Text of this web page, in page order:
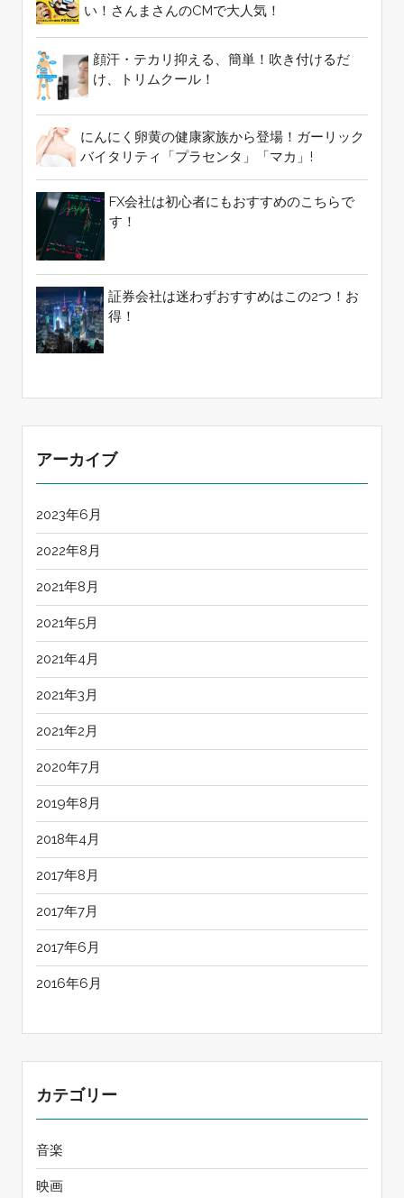
い！さんまさんのCMで大人気！
顔汗・テカリ抑える、簡単！吹き付けるだ
け、トリムクール！
にんにく卵黄の健康家族から登場！ガーリック
バイタリティ「プラセンタ」「マカ」!
FX会社は初心者にもおすすめのこちらで
す！
証券会社は迷わずおすすめはこの2つ！お
得！
アーカイブ
2023年6月
2022年8月
2021年8月
2021年5月
2021年4月
2021年3月
2021年2月
2020年7月
2019年8月
2018年4月
2017年8月
2017年7月
2017年6月
2016年6月
カテゴリー
音楽
映画